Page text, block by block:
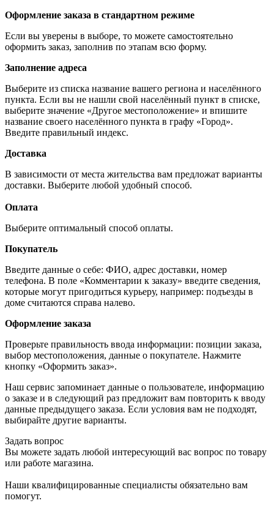
Оформление заказа в стандартном режиме
Если вы уверены в выборе, то можете самостоятельно
оформить заказ, заполнив по этапам всю форму.
Заполнение адреса
Выберите из списка название вашего региона и населённого
пункта. Если вы не нашли свой населённый пункт в списке,
выберите значение «Другое местоположение» и впишите
название своего населённого пункта в графу «Город».
Введите правильный индекс.
Доставка
В зависимости от места жительства вам предложат варианты
доставки. Выберите любой удобный способ.
Оплата
Выберите оптимальный способ оплаты.
Покупатель
Введите данные о себе: ФИО, адрес доставки, номер
телефона. В поле «Комментарии к заказу» введите сведения,
которые могут пригодиться курьеру, например: подъезды в
доме считаются справа налево.
Оформление заказа
Проверьте правильность ввода информации: позиции заказа,
выбор местоположения, данные о покупателе. Нажмите
кнопку «Оформить заказ».
Наш сервис запоминает данные о пользователе, информацию
о заказе и в следующий раз предложит вам повторить к вводу
данные предыдущего заказа. Если условия вам не подходят,
выбирайте другие варианты.
Задать вопрос
Вы можете задать любой интересующий вас вопрос по товару
или работе магазина.
Наши квалифицированные специалисты обязательно вам
помогут.